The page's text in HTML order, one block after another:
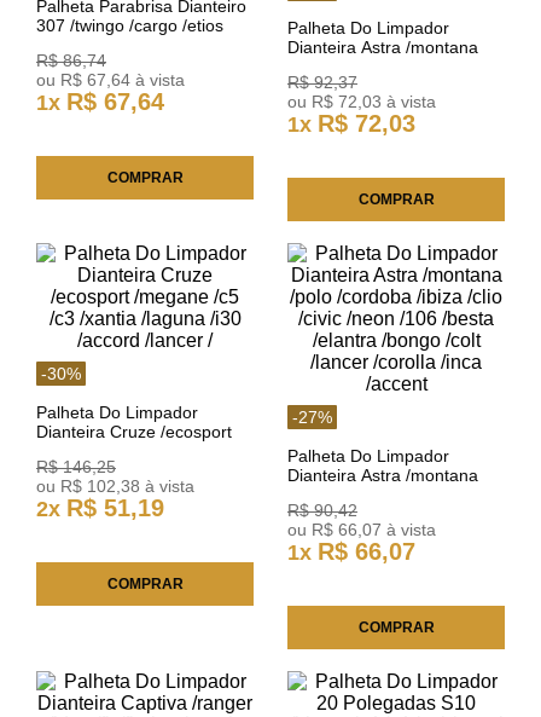
Palheta Parabrisa Dianteiro
307 /twingo /cargo /etios
R$ 86,74
ou R$ 67,64 à vista
1x R$ 67,64
COMPRAR
Palheta Do Limpador
Dianteira Astra /montana
/civic /neon /besta /elantr
R$ 92,37
ou R$ 72,03 à vista
1x R$ 72,03
COMPRAR
-30%
Palheta Do Limpador
Dianteira Cruze /ecosport
/laguna /i30 /accord /lancer /
R$ 146,25
ou R$ 102,38 à vista
2x R$ 51,19
COMPRAR
-27%
Palheta Do Limpador
Dianteira Astra /montana
/civic /neon /106 /besta
/elantra /bongo /colt /lancer
/corolla /inca /accent
R$ 90,42
ou R$ 66,07 à vista
1x R$ 66,07
COMPRAR